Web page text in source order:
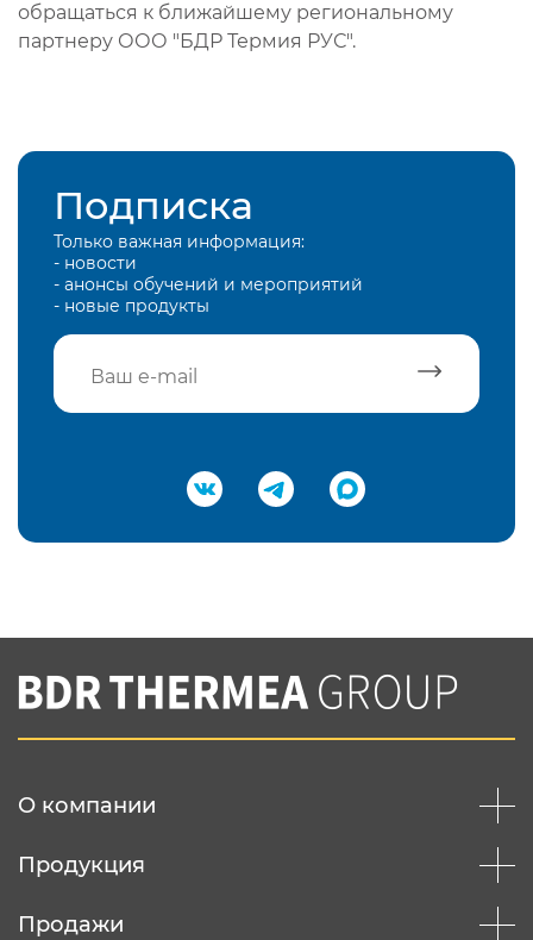
обращаться к ближайшему региональному
партнеру ООО "БДР Термия РУС".
Подписка
Только важная информация:
- новости
- анонсы обучений и мероприятий
- новые продукты
Подтвердить e-mail
Вы соглашаетесь с нашей политикой
конфеденциальности
О компании
Продукция
Продажи